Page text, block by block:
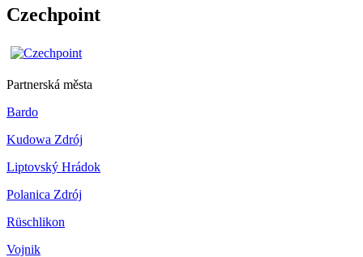
Czechpoint
Partnerská města
Bardo
Kudowa Zdrój
Liptovský Hrádok
Polanica Zdrój
Rüschlikon
Vojnik